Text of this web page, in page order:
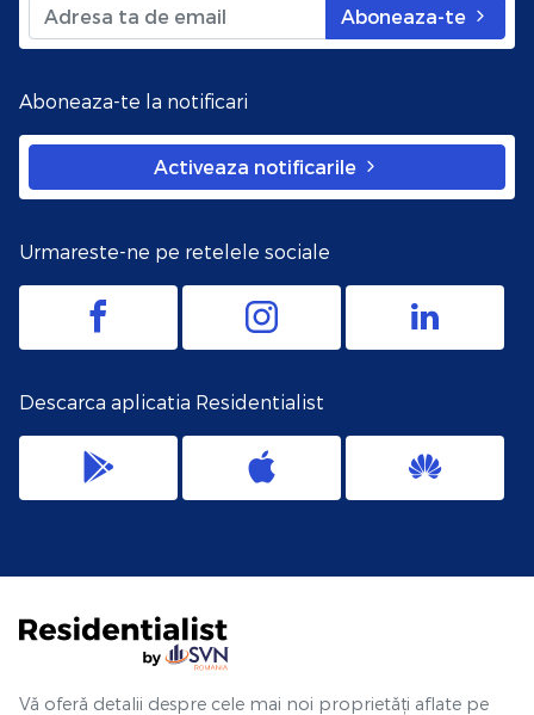
Aboneaza-te
Aboneaza-te la notificari
Activeaza notificarile
Urmareste-ne pe retelele sociale
Descarca aplicatia Residentialist
Vă oferă detalii despre cele mai noi proprietăți aflate pe